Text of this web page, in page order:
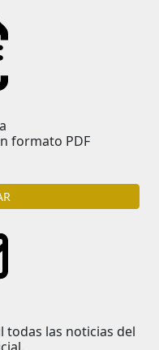
formato PDF
todas las noticias del